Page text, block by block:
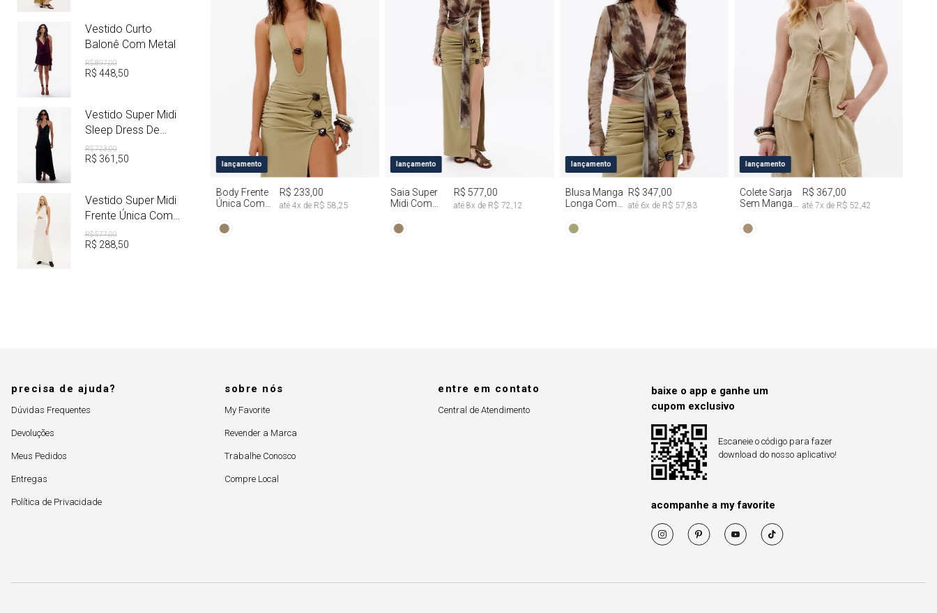
Vestido Curto
Balonê Com Metal
R$897,00
R$ 448, 50
Vestido Super Midi
Sleep Dress De
Cetim Com Metal
R$723,00
R$ 361 50
Vestido Super Midi
Frente Única Com
Linho
R$577,00
R$ 288, 50
lançamento
Body Frente
Única Com
R$ 233,00
até 4x de R$ 58,25
lançamento M
Saia Super
Midi Com
Lateral
R$ 577,00
até 8x de R$ 72,12
lançamento M G
Blusa Manga
Longa Com
Dye
R$ 347,00
até 6x de R$ 57,83
lançamento G
Colete Sarja
Sem Manga
Amarração
R$ 367,00
até7x deR$ 52,42
precisa de ajuda?
Dúvidas Frequentes
Devoluções
Meus Pedidos
Entregas
Política de Privacidade
sobre nós
My Favorite
Revender a Marca
Trabalhe Conosco
Compre Local
entre em contato
Central de Atendimento
baixe o app e ganhe um
cupom exclusivo
Escaneie o código para fazer
download do nosso aplicativo!
acompanhe a my favorite